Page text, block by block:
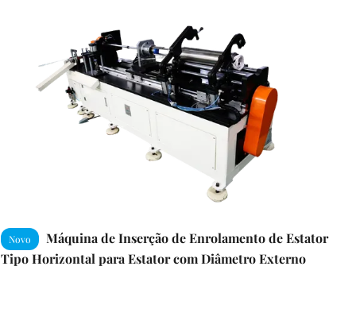
Novo
Máquina de Inserção de Enrolamento de Estator
Tipo Horizontal para Estator com Diâmetro Externo